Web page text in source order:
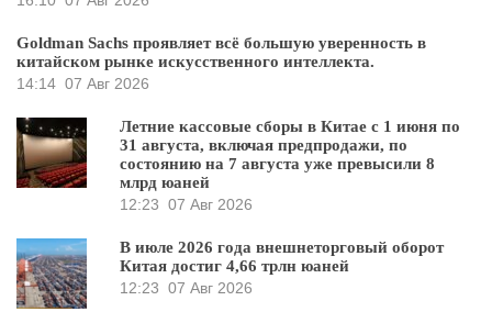
Goldman Sachs проявляет всё большую уверенность в
китайском рынке искусственного интеллекта.
14:14 07 Авг 2026
Летние кассовые сборы в Китае с 1 июня по
31 августа, включая предпродажи, по
состоянию на 7 августа уже превысили 8
млрд юаней
12:23 07 Авг 2026
В июле 2026 года внешнеторговый оборот
Китая достиг 4,66 трлн юаней
12:23 07 Авг 2026